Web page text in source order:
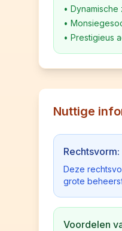
• Dynamische
•
• Prestigieus
Nuttige
Rechtsvorm:
Deze
grote
Voordelen